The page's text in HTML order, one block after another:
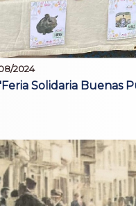
2024
Solidaria Buenas